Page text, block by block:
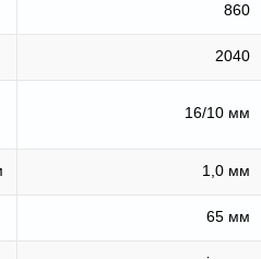
860
2040
16/10 мм
1,0 мм
65 мм